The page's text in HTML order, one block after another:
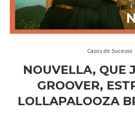
Casos de Sucesso
NOUVELLA, QUE
GROOVER,
LOLLAPALOOZA